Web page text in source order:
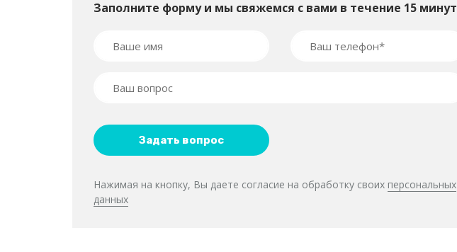
Заполните форму и мы свяжемся с вами в течение 15 минут
Нажимая на кнопку, Вы даете согласие на обработку своих персональных
данных